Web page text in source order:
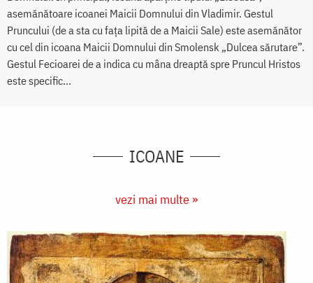
asemănătoare icoanei Maicii Domnului din Vladimir. Gestul
Pruncului (de a sta cu fața lipită de a Maicii Sale) este asemănător
cu cel din icoana Maicii Domnului din Smolensk „Dulcea sărutare”.
Gestul Fecioarei de a indica cu mâna dreaptă spre Pruncul Hristos
este specific...
ICOANE
vezi mai multe »